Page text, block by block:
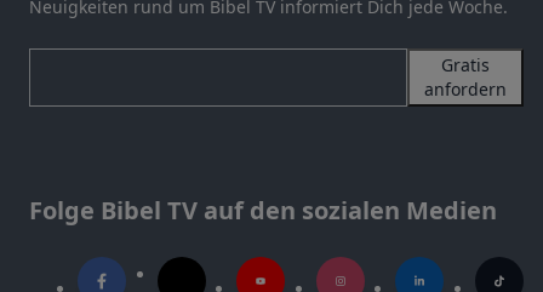
Neuigkeiten rund um Bibel TV informiert Dich jede Woche.
Gratis
anfordern
Folge Bibel TV auf den sozialen Medien